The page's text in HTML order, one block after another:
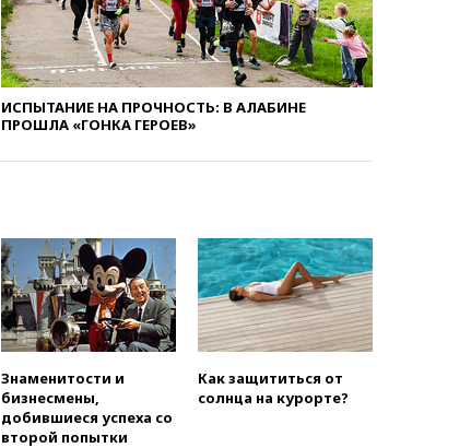
вчера, 20:27Ямпольская
призвала оптимизировать
олимпиады для поступления в
вузы
вчера, 20:15Минтранс
предложил оплачивать
средств на ремонт
официальным визитом
вчера, 19:58В Госдуму будет
внесен законопроект об
отмене ЕГЭ
вчера, 19:50Аэропорты Сочи и
вчера, 19:35
ИСПЫТАНИЕ НА ПРОЧНОСТЬ: В АЛАБИНЕ
ПРОШЛА «ГОНКА ГЕРОЕВ»
Знаменитости и
бизнесмены,
добившиеся успеха со
второй попытки
Как защититься от
солнца на курорте?